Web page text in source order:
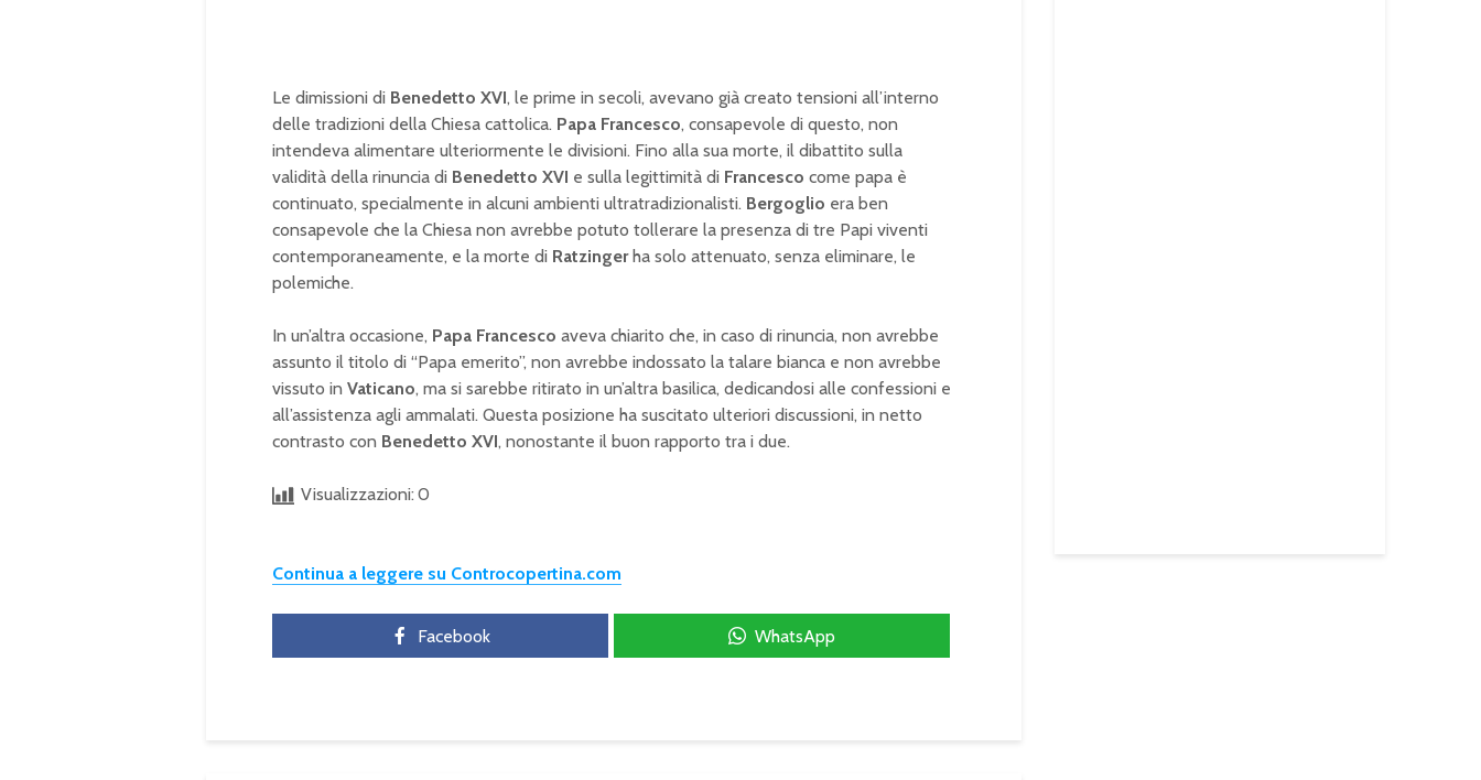
Le dimissioni di Benedetto XVI, le prime in secoli, avevano già creato tensioni all’interno
delle tradizioni della Chiesa cattolica. Papa Francesco, consapevole di questo, non
intendeva alimentare ulteriormente le divisioni. Fino alla sua morte, il dibattito sulla
validità della rinuncia di Benedetto XVI e sulla legittimità di Francesco come papa è
continuato, specialmente in alcuni ambienti ultratradizionalisti. Bergoglio era ben
consapevole che la Chiesa non avrebbe potuto tollerare la presenza di tre Papi viventi
contemporaneamente, e la morte di Ratzingerha solo attenuato, senza eliminare, le
polemiche.
In un’altra occasione, Papa Francesco aveva chiarito che, in caso di rinuncia, non avrebbe
assunto il titolo di “Papa emerito”, non avrebbe indossato la talare bianca e non avrebbe
vissuto in Vaticano, ma si sarebbe ritirato in un’altra basilica, dedicandosi alle confessioni e
all’assistenza agli ammalati. Questa posizione ha suscitato ulteriori discussioni, in netto
contrasto con Benedetto XVI, nonostante il buon rapporto tra i due.
Visualizzazioni: 0
Continua a leggere su Controcopertina.com
Facebook WhatsApp